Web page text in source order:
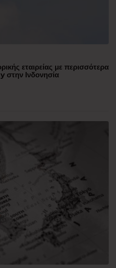
εταιρείας με περισσότερα
Ινδονησία